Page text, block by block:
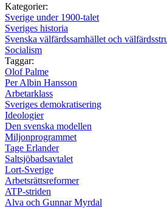
Kategorier:
Sverige under 1900-talet
Sveriges historia
Svenska välfärdssamhället och
Socialism
Taggar:
Olof Palme
Per Albin Hansson
Arbetarklass
Sveriges demokratisering
Ideologier
Den svenska modellen
Miljonprogrammet
Tage Erlander
Saltsjöbadsavtalet
Lort-Sverige
Arbetsrättsreformer
ATP-striden
Alva och Gunnar Myrdal